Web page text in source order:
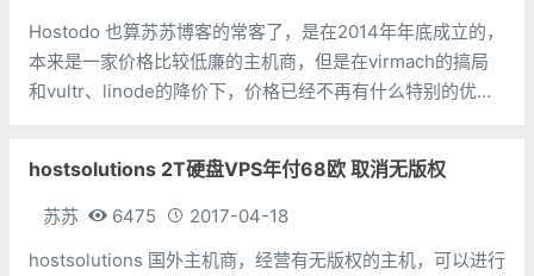
Hostodo 也算苏苏博客的常客了，是在2014年年底成立的，
本来是一家价格比较低廉的主机商，但是在virmach的搞局
和vultr、linode的降价下，价格已经不再有什么特别的优势
hostsolutions 2T硬盘VPS年付68欧 取消无版权
苏苏 6475
2017-04-18
hostsolutions 国外主机商，经营有无版权的主机，可以进行